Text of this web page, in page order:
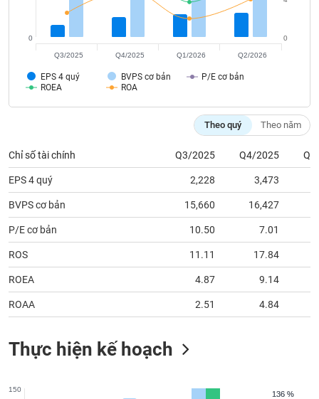
EPS 4 quý BVPS cơ bản
P/E cơ bản
ROEA
ROA
0 0
Q3/2025 Q4/2025 Q1/2026 Q2/2026
Theo quý Theo năm
Chỉ số tài chính Q3/2025 Q4/2025
EPS 4 quý 2,228 3,473
BVPS cơ bản 15,660 16,427
P/E cơ bản 10.50 7.01
ROS 11.11 17.84
ROEA 4.87 9.14
ROAA 2.51 4.84
Thực hiện kế hoạch
136 %
136 %
150